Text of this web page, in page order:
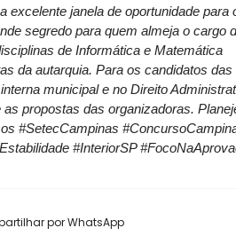
excelente janela de oportunidade para
segredo para quem almeja o cargo
de Informática e Matemática
da autarquia. Para os candidatos das
municipal e no Direito
propostas das organizadoras.
#SetecCampinas
#InteriorSP
por WhatsApp